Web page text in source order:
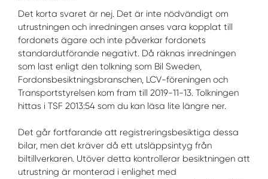
Det korta svaret är nej. Det är inte nödvändigt om
utrustningen och inredningen anses vara kopplat till
fordonets ägare och inte påverkar fordonets
standardutförande negativt. Då räknas inredningen
som last enligt den tolkning som Bil Sweden,
Fordonsbesiktningsbranschen, LCV-föreningen och
Transportstyrelsen kom fram till 2019-11-13. Tolkningen
hittas i TSF 2013:54 som du kan läsa lite längre ner.
Det går fortfarande att registreringsbesiktiga dessa
bilar, men det kräver då ett utsläppsintyg från
biltillverkaren. Utöver detta kontrollerar besiktningen att
utrustning är monterad i enlighet med
WORK SYSTEM STAFFANSTORP
WORK SYSTEM STOCKHOLM NORR
WORK SYSTEM STOCKHOLM SYD
WORK SYSTEM TRESTAD